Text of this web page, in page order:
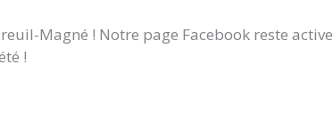
Magné ! Notre page Facebook reste active
!